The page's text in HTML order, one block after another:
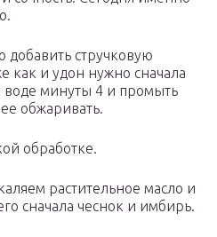
стручковую
как и удон нужно сначала
воде минуты 4 и промыть
обжаривать.
обработке.
растительное масло и
сначала чеснок и имбирь.